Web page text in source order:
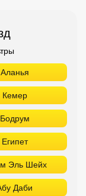
Аланья
Кемер
Бодрум
Египет
Эль Шейх
Даби